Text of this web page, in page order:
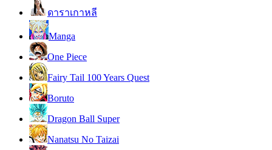
ดาราเกาหลี
Manga
One Piece
Fairy Tail 100 Years Quest
Boruto
Dragon Ball Super
Nanatsu No Taizai